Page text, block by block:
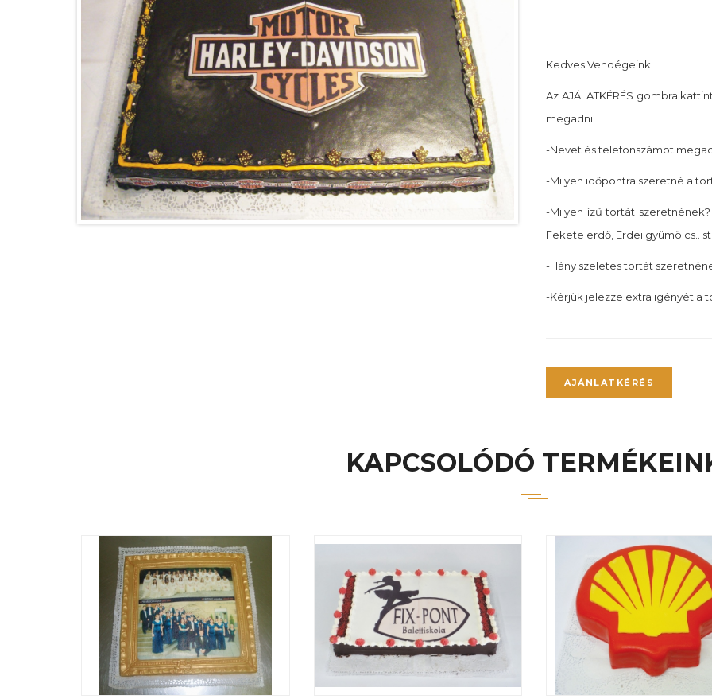
Kedves Vendégeink!
Az AJÁLATKÉRÉS gombra
megadni:
-Nevet és telefonszámot
-Milyen időpontra szeretné a
-Milyen ízű tortát szeretnének?
Fekete erdő, Erdei gyümölcs..
-Hány szeletes tortát
-Kérjük jelezze extra igényét a
AJÁNLATKÉRÉS
KAPCSOLÓDÓ